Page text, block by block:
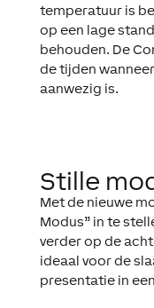
temperatuur is
op een lage
behouden. De
de tijden
aanwezig is.
Stille
Met de nieuwe
Modus” in te
verder op de
ideaal voor de
presentatie in